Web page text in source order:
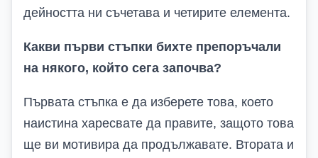
дейността ни съчетава и четирите елемента.
Какви първи стъпки бихте препоръчали
на някого, който сега започва?
Първата стъпка е да изберете това, което
наистина харесвате да правите, защото това
ще ви мотивира да продължавате. Втората и